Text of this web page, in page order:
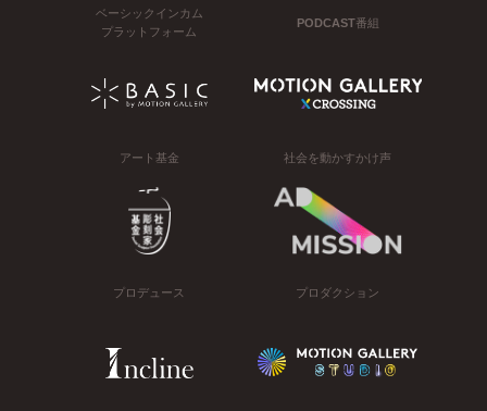
ベーシックインカム
プラットフォーム
PODCAST番組
アート基金 社会を動かすかけ声
プロデュース プロダクション